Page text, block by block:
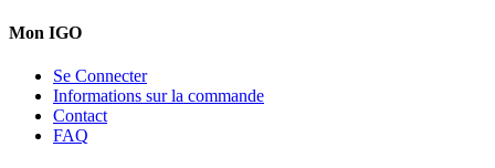
Mon IGO
Se Connecter
Informations sur la commande
Contact
FAQ